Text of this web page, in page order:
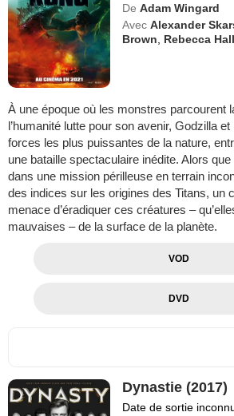
De Adam Wingard
Avec Alexander
Brown
Rebecca Hall
À une époque où les monstres parcourent
l’humanité lutte pour son avenir, Godzilla
forces les plus puissantes de la nature,
une bataille spectaculaire inédite. Alors
dans une mission périlleuse en terrain
des indices sur les origines des Titans, un
menace d’éradiquer ces créatures –
mauvaises – de la surface de la planète.
VOD
DVD
Dynastie (2017)
Date de sortie